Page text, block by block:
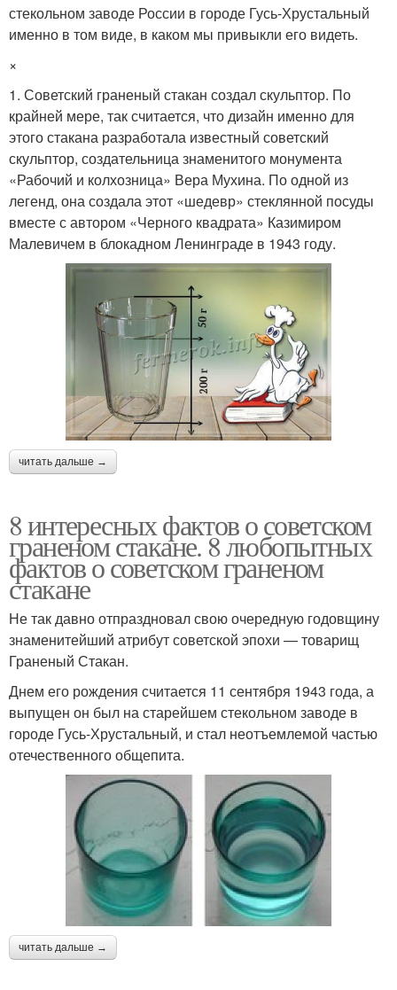
стекольном заводе России в городе Гусь-Хрустальный
именно в том виде, в каком мы привыкли его видеть.
×
1. Советский граненый стакан создал скульптор. По
крайней мере, так считается, что дизайн именно для
этого стакана разработала известный советский
скульптор, создательница знаменитого монумента
«Рабочий и колхозница» Вера Мухина. По одной из
легенд, она создала этот «шедевр» стеклянной посуды
вместе с автором «Черного квадрата» Казимиром
Малевичем в блокадном Ленинграде в 1943 году.
читать дальше →
8 интересных фактов о советском
граненом стакане. 8 любопытных
фактов о советском граненом
стакане
Не так давно отпраздновал свою очередную годовщину
знаменитейший атрибут советской эпохи — товарищ
Граненый Стакан.
Днем его рождения считается 11 сентября 1943 года, а
выпущен он был на старейшем стекольном заводе в
городе Гусь-Хрустальный, и стал неотъемлемой частью
отечественного общепита.
читать дальше →